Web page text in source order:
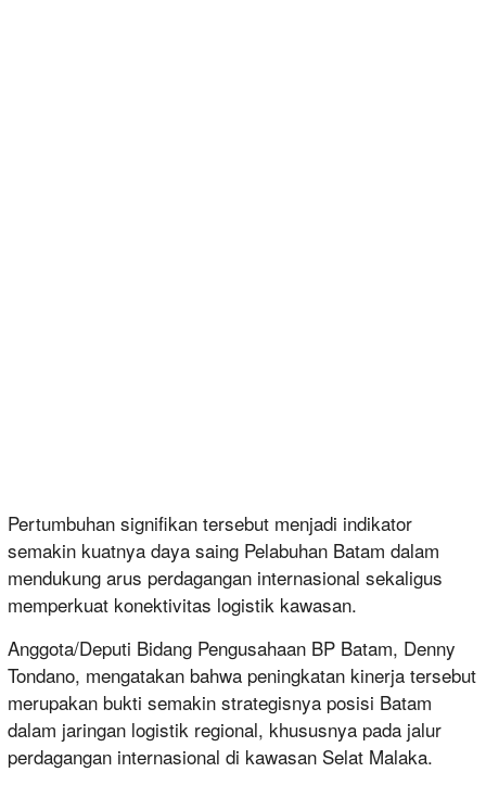
Pertumbuhan signifikan tersebut menjadi indikator
semakin kuatnya daya saing Pelabuhan Batam dalam
mendukung arus perdagangan internasional sekaligus
memperkuat konektivitas logistik kawasan.
Anggota/Deputi Bidang Pengusahaan BP Batam, Denny
Tondano, mengatakan bahwa peningkatan kinerja tersebut
merupakan bukti semakin strategisnya posisi Batam
dalam jaringan logistik regional, khususnya pada jalur
perdagangan internasional di kawasan Selat Malaka.